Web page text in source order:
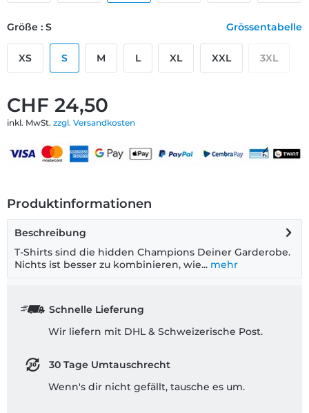
CHF 24,50
inkl. MwSt. zzgl. Versandkosten
Größe : S Grössentabelle
XS S M L XL XXL 3XL
Produktinformationen
Beschreibung
T-Shirts sind die hidden Champions Deiner Garderobe.
Nichts ist besser zu kombinieren, wie... mehr
Schnelle Lieferung
Wir liefern mit DHL & Schweizerische Post.
30 Tage Umtauschrecht
Wenn's dir nicht gefällt, tausche es um.